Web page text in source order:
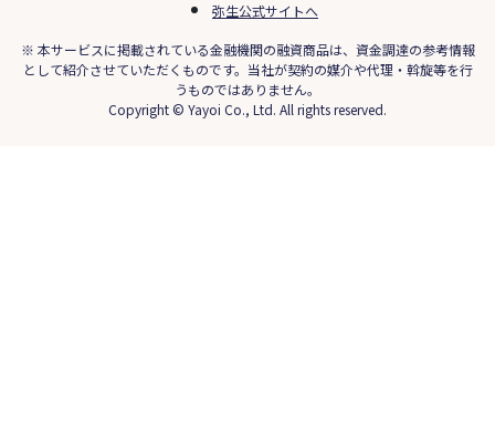
弥生公式サイトへ
※ 本サービスに掲載されている金融機関の融資商品は、資金調達の参考情報
として紹介させていただくものです。当社が契約の媒介や代理・斡旋等を行
うものではありません。
Copyright © Yayoi Co., Ltd. All rights reserved.